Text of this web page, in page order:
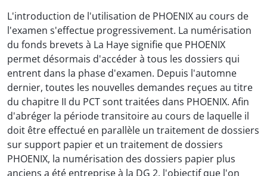
L'introduction de l'utilisation de PHOENIX au cours de
l'examen s'effectue progressivement. La numérisation
du fonds brevets à La Haye signifie que PHOENIX
permet désormais d'accéder à tous les dossiers qui
entrent dans la phase d'examen. Depuis l'automne
dernier, toutes les nouvelles demandes reçues au titre
du chapitre II du PCT sont traitées dans PHOENIX. Afin
d'abréger la période transitoire au cours de laquelle il
doit être effectué en parallèle un traitement de dossiers
sur support papier et un traitement de dossiers
PHOENIX, la numérisation des dossiers papier plus
anciens a été entreprise à la DG 2, l'objectif que l'on